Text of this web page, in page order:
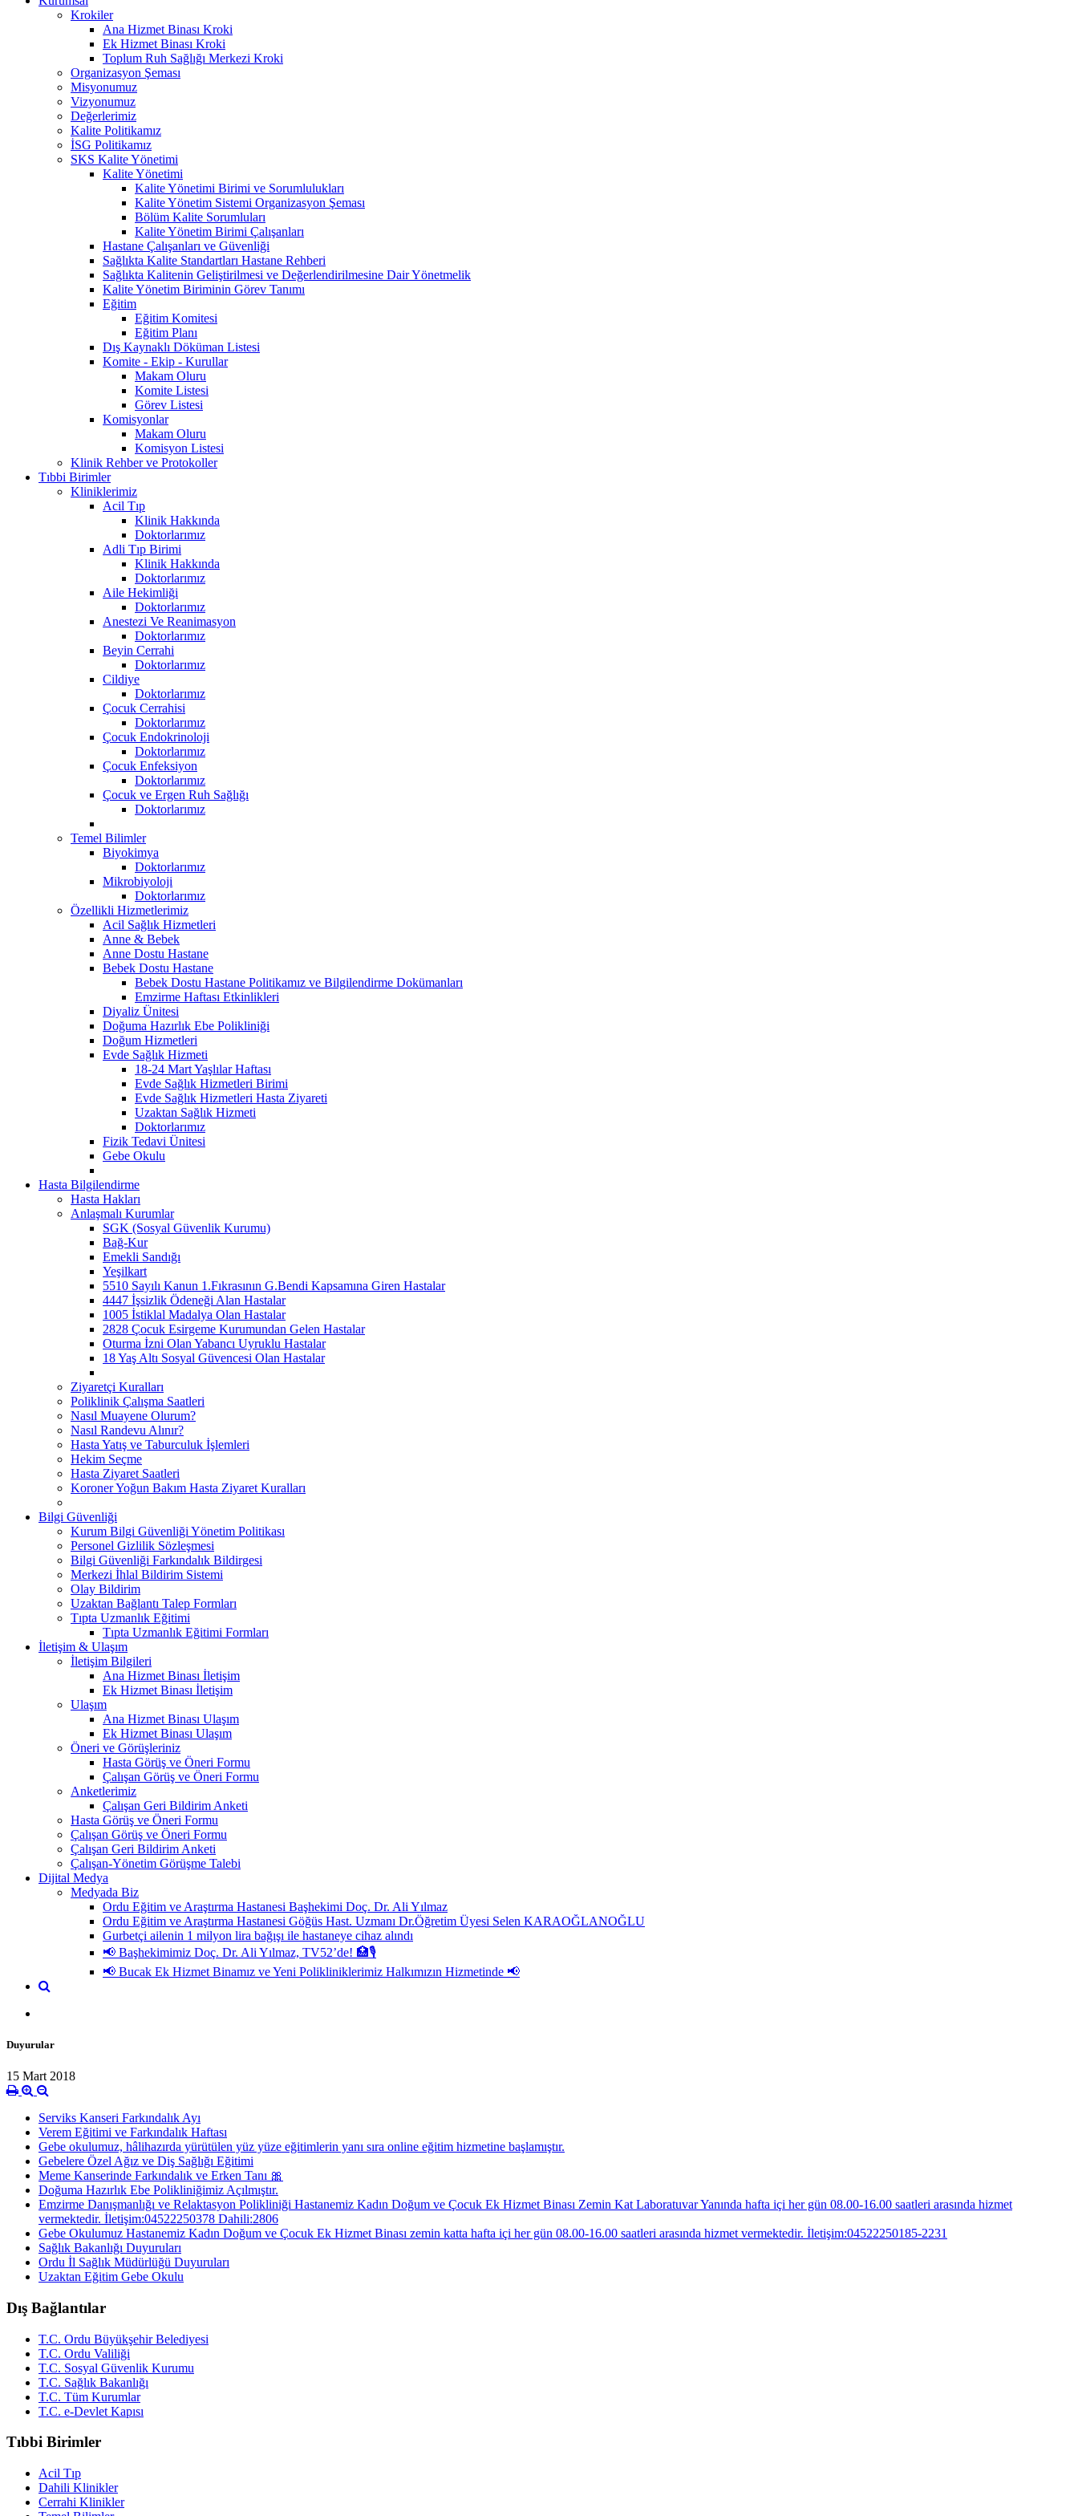
Krokiler
Ana Hizmet Binası Kroki
Ek Hizmet Binası Kroki
Toplum Ruh Sağlığı Merkezi Kroki
Organizasyon Şeması
Misyonumuz
Vizyonumuz
Değerlerimiz
Kalite Politikamız
İSG Politikamız
SKS Kalite Yönetimi
Kalite Yönetimi
Kalite Yönetimi Birimi ve Sorumlulukları
Kalite Yönetim Sistemi Organizasyon Şeması
Bölüm Kalite Sorumluları
Kalite Yönetim Birimi Çalışanları
Hastane Çalışanları ve Güvenliği
Sağlıkta Kalite Standartları Hastane Rehberi
Sağlıkta Kalitenin Geliştirilmesi ve Değerlendirilmesine Dair Yönetmelik
Kalite Yönetim Biriminin Görev Tanımı
Eğitim
Eğitim Komitesi
Eğitim Planı
Dış Kaynaklı Döküman Listesi
Komite - Ekip - Kurullar
Makam Oluru
Komite Listesi
Görev Listesi
Komisyonlar
Makam Oluru
Komisyon Listesi
Klinik Rehber ve Protokoller
Tıbbi Birimler
Kliniklerimiz
Acil Tıp
Klinik Hakkında
Doktorlarımız
Adli Tıp Birimi
Klinik Hakkında
Doktorlarımız
Aile Hekimliği
Doktorlarımız
Anestezi Ve Reanimasyon
Doktorlarımız
Beyin Cerrahi
Doktorlarımız
Cildiye
Doktorlarımız
Çocuk Cerrahisi
Doktorlarımız
Çocuk Endokrinoloji
Doktorlarımız
Çocuk Enfeksiyon
Doktorlarımız
Çocuk ve Ergen Ruh Sağlığı
Doktorlarımız
Temel Bilimler
Biyokimya
Doktorlarımız
Mikrobiyoloji
Doktorlarımız
Özellikli Hizmetlerimiz
Acil Sağlık Hizmetleri
Anne & Bebek
Anne Dostu Hastane
Bebek Dostu Hastane
Bebek Dostu Hastane Politikamız ve Bilgilendirme Dokümanları
Emzirme Haftası Etkinlikleri
Diyaliz Ünitesi
Doğuma Hazırlık Ebe Polikliniği
Doğum Hizmetleri
Evde Sağlık Hizmeti
18-24 Mart Yaşlılar Haftası
Evde Sağlık Hizmetleri Birimi
Evde Sağlık Hizmetleri Hasta Ziyareti
Uzaktan Sağlık Hizmeti
Doktorlarımız
Fizik Tedavi Ünitesi
Gebe Okulu
Hasta Bilgilendirme
Hasta Hakları
Anlaşmalı Kurumlar
SGK (Sosyal Güvenlik Kurumu)
Bağ-Kur
Emekli Sandığı
Yeşilkart
5510 Sayılı Kanun 1.Fıkrasının G.Bendi Kapsamına Giren Hastalar
4447 İşsizlik Ödeneği Alan Hastalar
1005 İstiklal Madalya Olan Hastalar
2828 Çocuk Esirgeme Kurumundan Gelen Hastalar
Oturma İzni Olan Yabancı Uyruklu Hastalar
18 Yaş Altı Sosyal Güvencesi Olan Hastalar
Ziyaretçi Kuralları
Poliklinik Çalışma Saatleri
Nasıl Muayene Olurum?
Nasıl Randevu Alınır?
Hasta Yatış ve Taburculuk İşlemleri
Hekim Seçme
Hasta Ziyaret Saatleri
Koroner Yoğun Bakım Hasta Ziyaret Kuralları
Bilgi Güvenliği
Kurum Bilgi Güvenliği Yönetim Politikası
Personel Gizlilik Sözleşmesi
Bilgi Güvenliği Farkındalık Bildirgesi
Merkezi İhlal Bildirim Sistemi
Olay Bildirim
Uzaktan Bağlantı Talep Formları
Tıpta Uzmanlık Eğitimi
Tıpta Uzmanlık Eğitimi Formları
İletişim & Ulaşım
İletişim Bilgileri
Ana Hizmet Binası İletişim
Ek Hizmet Binası İletişim
Ulaşım
Ana Hizmet Binası Ulaşım
Ek Hizmet Binası Ulaşım
Öneri ve Görüşleriniz
Hasta Görüş ve Öneri Formu
Çalışan Görüş ve Öneri Formu
Anketlerimiz
Çalışan Geri Bildirim Anketi
Hasta Görüş ve Öneri Formu
Çalışan Görüş ve Öneri Formu
Çalışan Geri Bildirim Anketi
Çalışan-Yönetim Görüşme Talebi
Dijital Medya
Medyada Biz
Ordu Eğitim ve Araştırma Hastanesi Başhekimi Doç. Dr. Ali Yılmaz
Ordu Eğitim ve Araştırma Hastanesi Göğüs Hast. Uzmanı Dr.Öğretim Üyesi Selen KARAOĞLANOĞLU
Gurbetçi ailenin 1 milyon lira bağışı ile hastaneye cihaz alındı
📢 Başhekimimiz Doç. Dr. Ali Yılmaz, TV52’de! 🏥🎙
📢 Bucak Ek Hizmet Binamız ve Yeni Polikliniklerimiz Halkımızın Hizmetinde 📢
Duyurular
15 Mart 2018
Serviks Kanseri Farkındalık Ayı
Verem Eğitimi ve Farkındalık Haftası
Gebe okulumuz, hâlihazırda yürütülen yüz yüze eğitimlerin yanı sıra online eğitim hizmetine başlamıştır.
Gebelere Özel Ağız ve Diş Sağlığı Eğitimi
Meme Kanserinde Farkındalık ve Erken Tanı 🎀
Doğuma Hazırlık Ebe Polikliniğimiz Açılmıştır.
Emzirme Danışmanlığı ve Relaktasyon Polikliniği Hastanemiz Kadın Doğum ve Çocuk Ek Hizmet Binası Zemin Kat Laboratuvar Yanında hafta içi her gün 08.00-16.00 saatleri arasında hizmet
vermektedir. İletişim:04522250378 Dahili:2806
Gebe Okulumuz Hastanemiz Kadın Doğum ve Çocuk Ek Hizmet Binası zemin katta hafta içi her gün 08.00-16.00 saatleri arasında hizmet vermektedir. İletişim:04522250185-2231
Sağlık Bakanlığı Duyuruları
Ordu İl Sağlık Müdürlüğü Duyuruları
Uzaktan Eğitim Gebe Okulu
Dış Bağlantılar
T.C. Ordu Büyükşehir Belediyesi
T.C. Ordu Valiliği
T.C. Sosyal Güvenlik Kurumu
T.C. Sağlık Bakanlığı
T.C. Tüm Kurumlar
T.C. e-Devlet Kapısı
Tıbbi Birimler
Acil Tıp
Dahili Klinikler
Cerrahi Klinikler